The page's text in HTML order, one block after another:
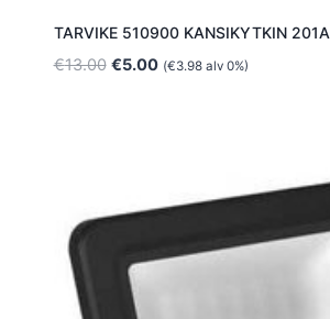
TARVIKE 510900 KANSIKYTKIN 201A
€13.00 Alkuperäinen
€5.00Nykyinen
(€3.98alv 0%)